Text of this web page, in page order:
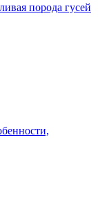
порода гусей